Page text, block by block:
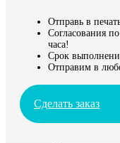
Отправь в
Согласования
часа!
Срок
Отправим в
Сделать заказ